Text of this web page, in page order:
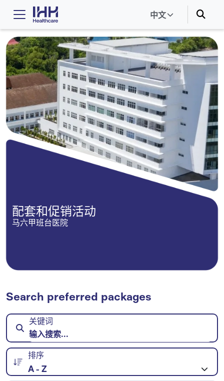
中文
配套和促销活动
马六甲班台医院
Search preferred packages
关键词
排序
A - Z